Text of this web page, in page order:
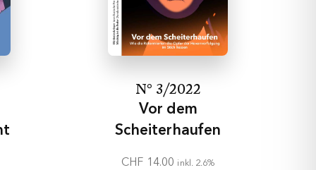
SucheN° 3/2022
Vor dem
Scheiterhaufen
CHF 14.00 inkl. 2.6%
versehen.